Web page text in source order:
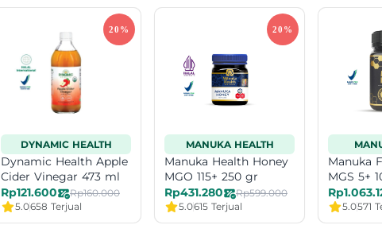
DYNAMIC HEALTH
Dynamic Health Apple
Cider Vinegar 473 ml
Rp121.600
Rp160.000
5.0658 Terjual
MANUKA HEALTH
Manuka Health Honey
MGO 115+ 250 gr
Rp431.280
Rp599.000
5.0615 Terjual
Manuka
MGS 5+
5.0571